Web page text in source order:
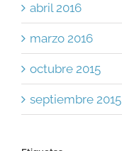
abril 2016
marzo 2016
octubre 2015
septiembre 2015